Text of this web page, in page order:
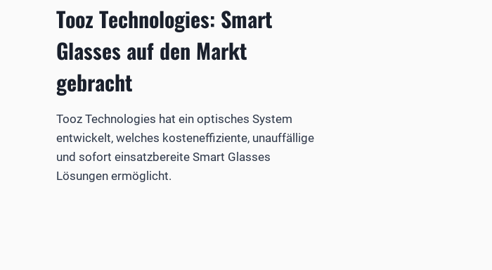
Tooz Technologies: Smart
Glasses auf den Markt
gebracht
Tooz Technologies hat ein optisches System
entwickelt, welches kosteneffiziente, unauffällige
und sofort einsatzbereite Smart Glasses
Lösungen ermöglicht.